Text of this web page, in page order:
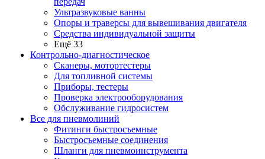
Ультразвуковые ванны
Опоры и траверсы для вывешивания двигателя
Средства индивидуальной защиты
Ещё 33
Контрольно-диагностическое
Сканеры, мотортестеры
Для топливной системы
Приборы, тестеры
Проверка электрооборудования
Обслуживание гидросистем
Все для пневмолиний
Фитинги быстросъемные
Быстросъемные соединения
Шланги для пневмоинструмента